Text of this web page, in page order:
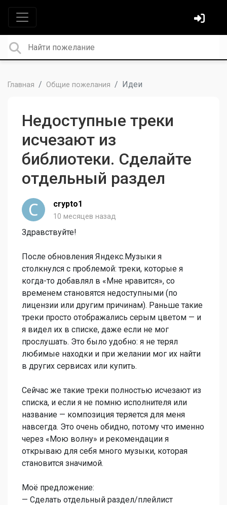
Главная Общие пожелания Идеи
Недоступные треки
исчезают из
библиотеки. Сделайте
отдельный раздел
crypto1
10 месяцев назад
Здравствуйте!
После обновления Яндекс.Музыки я
столкнулся с проблемой: треки, которые я
когда-то добавлял в «Мне нравится», со
временем становятся недоступными (по
лицензии или другим причинам). Раньше такие
треки просто отображались серым цветом — и
я видел их в списке, даже если не мог
прослушать. Это было удобно: я не терял
любимые находки и при желании мог их найти
в других сервисах или купить.
Сейчас же такие треки полностью исчезают из
списка, и если я не помню исполнителя или
название — композиция теряется для меня
навсегда. Это очень обидно, потому что именно
через «Мою волну» и рекомендации я
открываю для себя много музыки, которая
становится значимой.
Моё предложение:
— Сделать отдельный раздел/плейлист